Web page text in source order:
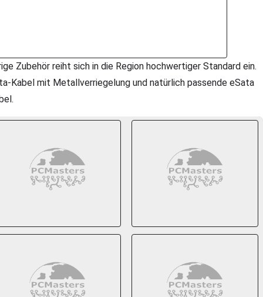
Zubehör reiht sich in die Region hochwertiger Standard ein.
Kabel mit Metallverriegelung und natürlich passende eSata